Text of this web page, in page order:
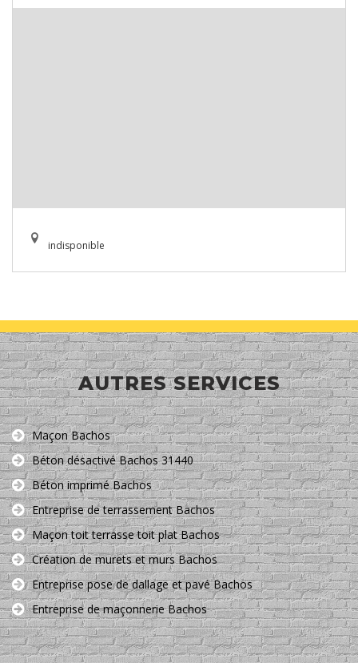
indisponible
AUTRES SERVICES
Maçon Bachos
Béton désactivé Bachos 31440
Béton imprimé Bachos
Entreprise de terrassement Bachos
Maçon toit terrasse toit plat Bachos
Création de murets et murs Bachos
Entreprise pose de dallage et pavé Bachos
Entreprise de maçonnerie Bachos